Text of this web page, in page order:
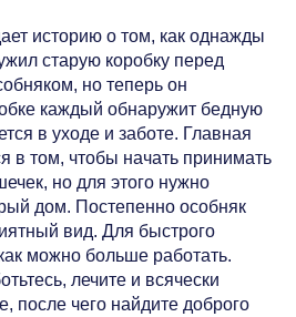
историю о том, как однажды
старую коробку перед
но теперь он
каждый обнаружит бедную
в уходе и заботе. Главная
в том, чтобы начать принимать
но для этого нужно
дом. Постепенно особняк
вид. Для быстрого
можно больше работать.
лечите и всячески
после чего найдите доброго